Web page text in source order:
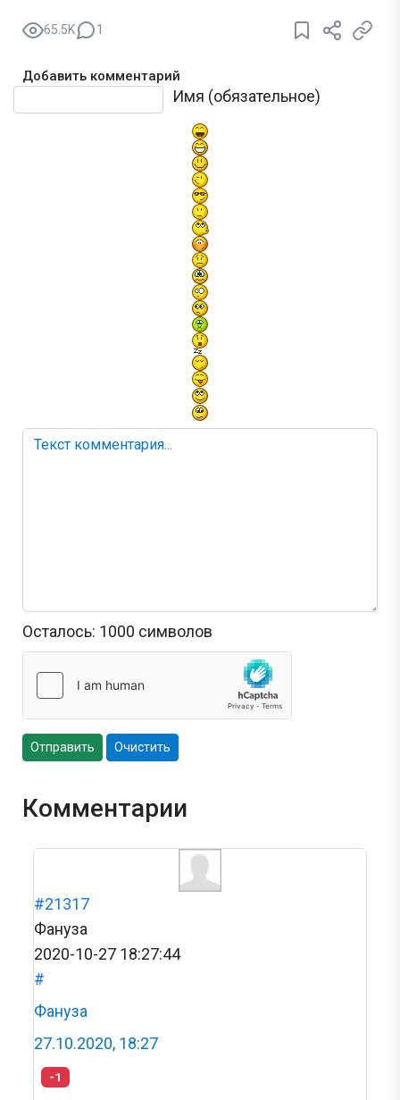
65.5K 1
Добавить комментарий
Имя (обязательное)
Осталось: 1000 символов
Отправить Очистить
Комментарии
#21317
Фануза
2020-10-27 18:27:44
#
Фануза
27.10.2020, 18:27
-1